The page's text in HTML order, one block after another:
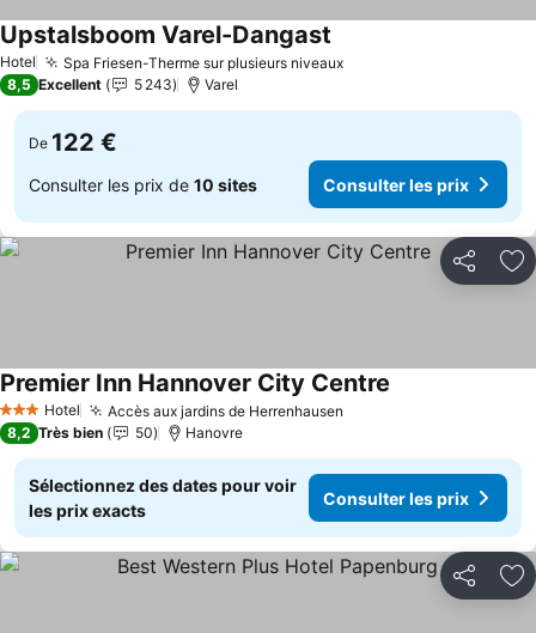
Hotel Spa Friesen-Therme sur plusieurs niveaux
Upstalsboom Varel-Dangast
8,5 Excellent 5 243 Varel
De 122 €
Consulter les prix de 10 sites Consulter les prix
Partager
3 ÉtoilesHotel Accès aux jardins de Herrenhausen
Premier Inn Hannover City Centre
8,2 Très bien 50 Hanovre
Sélectionnez des dates pour voir
les prix exacts
Consulter les prix
Partager